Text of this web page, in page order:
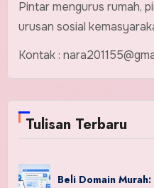
Pintar mengurus rumah,
urusan sosial
Kontak :
Tulisan Terbaru
Beli Domain